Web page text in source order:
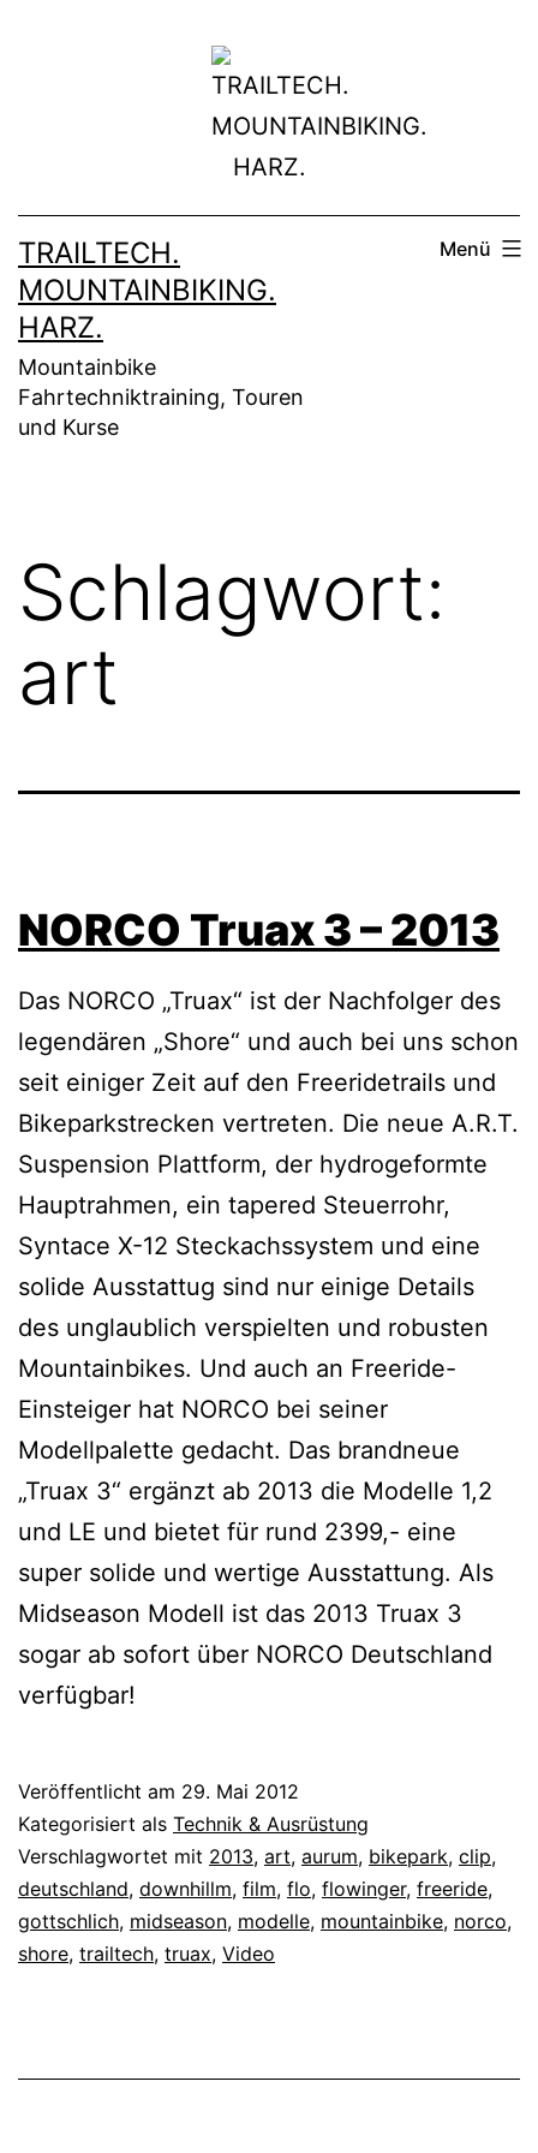
TRAILTECH.
MOUNTAINBIKING.
HARZ.
Mountainbike
Fahrtechniktraining, Touren
und Kurse
Menü
Schlagwort:
art
NORCO Truax 3 – 2013
Das NORCO „Truax“ ist der Nachfolger des
legendären „Shore“ und auch bei uns schon
seit einiger Zeit auf den Freeridetrails und
Bikeparkstrecken vertreten. Die neue A.R.T.
Suspension Plattform, der hydrogeformte
Hauptrahmen, ein tapered Steuerrohr,
Syntace X-12 Steckachssystem und eine
solide Ausstattug sind nur einige Details
des unglaublich verspielten und robusten
Mountainbikes. Und auch an Freeride-
Einsteiger hat NORCO bei seiner
Modellpalette gedacht. Das brandneue
„Truax 3“ ergänzt ab 2013 die Modelle 1,2
und LE und bietet für rund 2399,- eine
super solide und wertige Ausstattung. Als
Midseason Modell ist das 2013 Truax 3
sogar ab sofort über NORCO Deutschland
verfügbar!
Veröffentlicht am 29. Mai 2012
Kategorisiert als Technik & Ausrüstung
Verschlagwortet mit 2013, art, aurum, bikepark, clip,
deutschland, downhillm, film, flo, flowinger, freeride,
gottschlich, midseason, modelle, mountainbike, norco,
shore, trailtech, truax, Video